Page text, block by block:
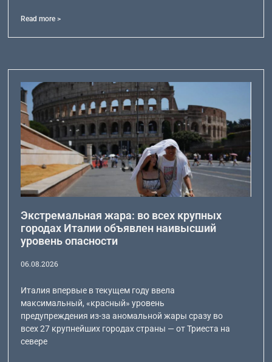
Read more >
Экстремальная жара: во всех крупных
городах Италии объявлен наивысший
уровень опасности
06.08.2026
Италия впервые в текущем году ввела
максимальный, «красный» уровень
предупреждения из-за аномальной жары сразу во
всех 27 крупнейших городах страны — от Триеста на
севере